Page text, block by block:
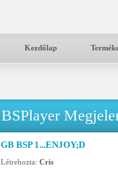
Kezdőlap
BSPlayer
GB BSP 1...ENJOY;D
Létrehozta: Cris